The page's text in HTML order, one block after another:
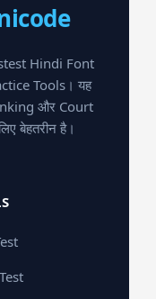
Hindi Font
Tools। यह
और Court
बेहतरीन है।